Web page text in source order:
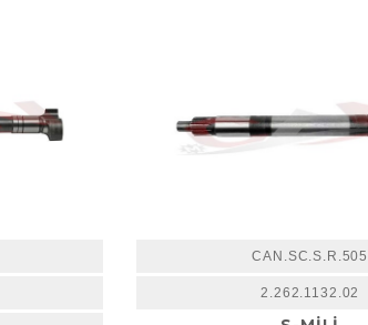
CAN.SC.S.R.505
2.262.1132.02